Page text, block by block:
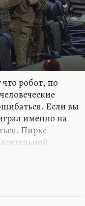
робот, по
Если вы
именно на
Пиркс
но эта
и по мысли